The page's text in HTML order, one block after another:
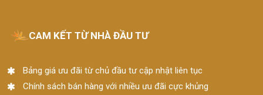
CAM KẾT TỪ NHÀ ĐẦU TƯ
Bảng giá ưu đãi từ chủ đầu tư cập nhật liên tục
Chính sách bán hàng với nhiều ưu đãi cực khủng